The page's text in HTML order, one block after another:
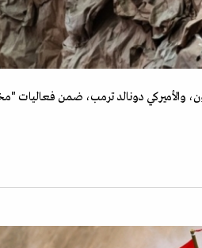
والأميركي دونالد ترمب، ضمن فعاليات